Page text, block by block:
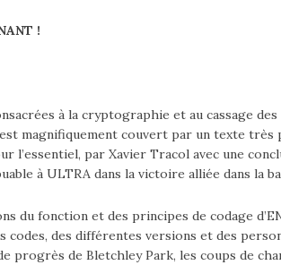
!
à la cryptographie et au cassage des
magnifiquement couvert par un texte très
l’essentiel, par Xavier Tracol avec une
à ULTRA dans la victoire alliée dans la
du fonction et des principes de codage
codes, des différentes versions et des
progrès de Bletchley Park, les coups de